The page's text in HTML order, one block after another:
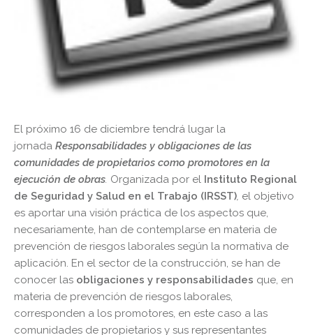
El próximo 16 de diciembre tendrá lugar la
jornada Responsabilidades y obligaciones de las
comunidades de propietarios como promotores en la
ejecución de obras. Organizada por el Instituto Regional
de Seguridad y Salud en el Trabajo (IRSST), el objetivo
es aportar una visión práctica de los aspectos que,
necesariamente, han de contemplarse en materia de
prevención de riesgos laborales según la normativa de
aplicación. En el sector de la construcción, se han de
conocer las obligaciones y responsabilidades que, en
materia de prevención de riesgos laborales,
corresponden a los promotores, en este caso a las
comunidades de propietarios y sus representantes